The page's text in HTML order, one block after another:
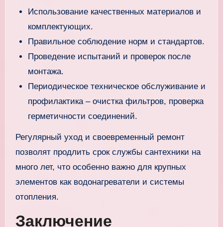
Использование качественных материалов и
комплектующих.
Правильное соблюдение норм и стандартов.
Проведение испытаний и проверок после
монтажа.
Периодическое техническое обслуживание и
профилактика – очистка фильтров, проверка
герметичности соединений.
Регулярный уход и своевременный ремонт
позволят продлить срок службы сантехники на
много лет, что особенно важно для крупных
элементов как водонагреватели и системы
отопления.
Заключение